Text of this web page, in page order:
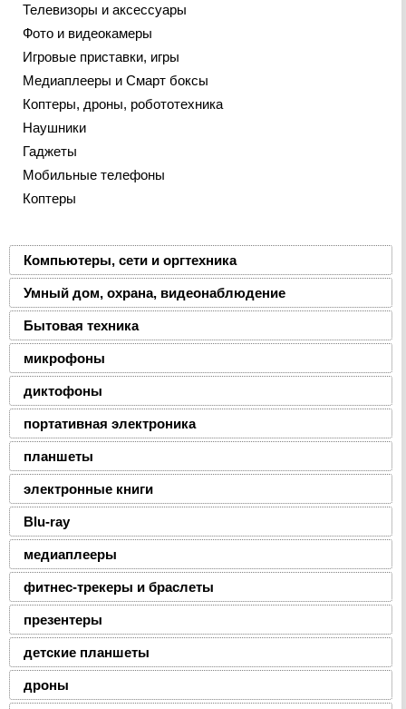
Телевизоры и аксессуары
Фото и видеокамеры
Игровые приставки, игры
Медиаплееры и Смарт боксы
Коптеры, дроны, робототехника
Наушники
Гаджеты
Мобильные телефоны
Коптеры
Компьютеры, сети и оргтехника
Умный дом, охрана, видеонаблюдение
Бытовая техника
микрофоны
диктофоны
портативная электроника
планшеты
электронные книги
Blu-ray
медиаплееры
фитнес-трекеры и браслеты
презентеры
детские планшеты
дроны